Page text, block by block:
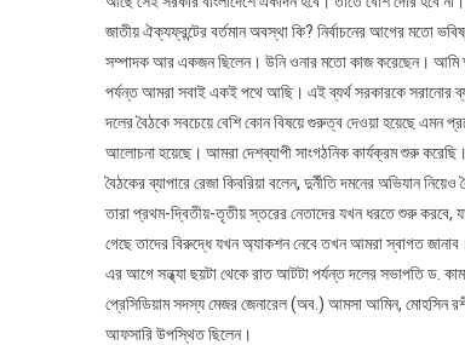
জাতীয় ঐক্যফ্রন্টের বর্তমান অবস্থা কি? নির্বাচনের আগের মতো
সম্পাদক আর একজন ছিলেন। উনি ওনার মতো কাজ করেছেন।
পর্যন্ত আমরা সবাই একই পথে আছি। এই ব্যর্থ সরকারকে সরানোর
দলের বৈঠকে সবচেয়ে বেশি কোন বিষয়ে গুরুত্ব দেওয়া হয়েছে এমন
আলোচনা হয়েছে। আমরা দেশব্যাপী সাংগঠনিক কার্যক্রম শুরু
বৈঠকের ব্যাপারে রেজা কিবরিয়া বলেন, দুর্নীতি দমনের অভিযান
তারা প্রথম-দ্বিতীয়-তৃতীয় স্তরের নেতাদের যখন ধরতে শুরু করবে,
গেছে তাদের বিরুদ্ধে যখন অ্যাকশন নেবে তখন আমরা স্বাগত
এর আগে সন্ধ্যা ছয়টা থেকে রাত আটটা পর্যন্ত দলের সভাপতি ড.
প্রেসিডিয়াম সদস্য মেজর জেনারেল (অব.) আমসা আমিন, মোহসিন
আফসারি উপস্থিত ছিলেন।